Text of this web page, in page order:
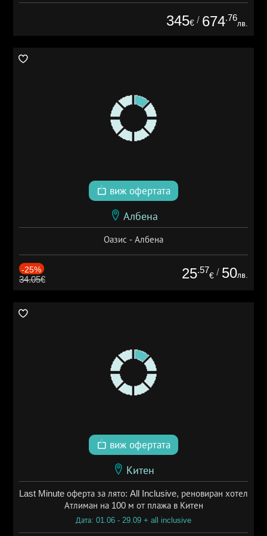
345€ / 674.76
лв.
виж офертата
Албена
Оазис - Албена
-25%
34.05€ 25.57
€ / 50лв.
виж офертата
Китен
Last Minute оферта за лято: All Inclusive, реновиран хотел
Атлиман на 100 м от плажа в Китен
Дата: 01.06 - 29.09 + all inclusive